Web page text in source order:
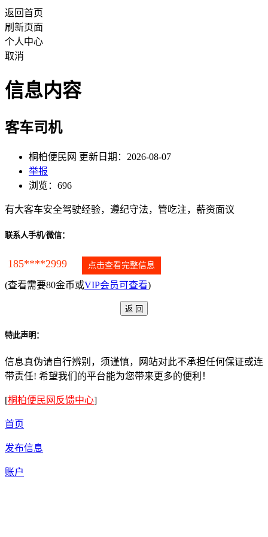
返回首页
刷新页面
个人中心
取消
信息内容
客车司机
桐柏便民网 更新日期：2026-08-07
举报
浏览：696
有大客车安全驾驶经验，遵纪守法，管吃注，薪资面议
联系人手机/微信：
185****2999 点击查看完整信息
(查看需要80金币或VIP会员可查看)
特此声明：
信息真伪请自行辨别，须谨慎，网站对此不承担任何保证或连
带责任! 希望我们的平台能为您带来更多的便利！
[桐柏便民网反馈中心]
首页
发布信息
账户